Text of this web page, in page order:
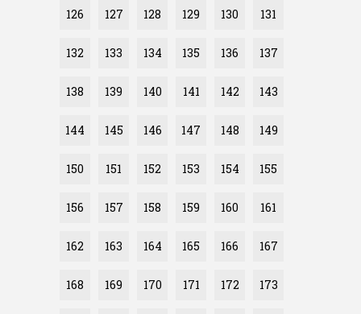
126 127 128 129 130 131
132 133 134 135 136 137
138 139 140 141 142 143
144 145 146 147 148 149
150 151 152 153 154 155
156 157 158 159 160 161
162 163 164 165 166 167
168 169 170 171 172 173